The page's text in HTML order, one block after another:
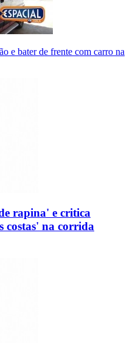
e bater de frente com carro na
rapina' e critica
costas' na corrida